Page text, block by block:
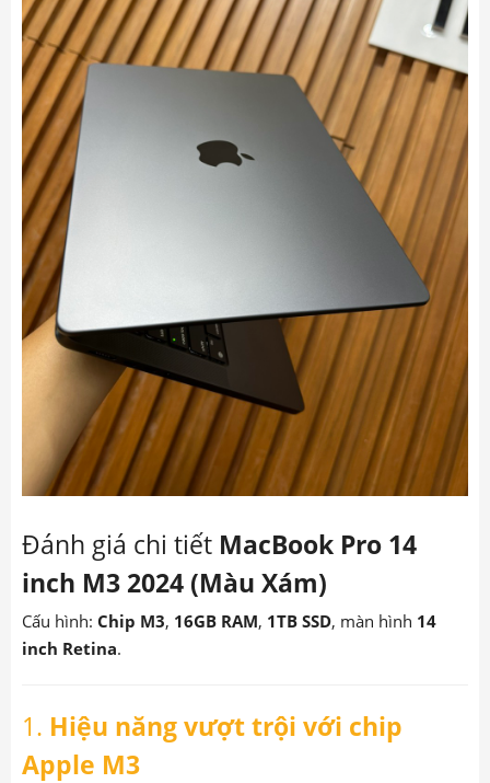
Đánh giá chi tiết MacBook Pro 14
inch M3 2024 (Màu Xám)
Cấu hình: Chip M3, 16GB RAM, 1TB SSD, màn hình 14
inch Retina.
1. Hiệu năng vượt trội với chip
Apple M3